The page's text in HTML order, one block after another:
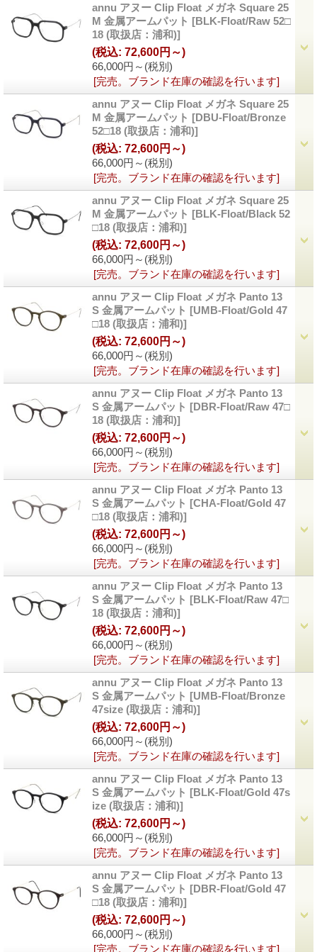
annu アヌー Clip Float メガネ Square 25
M 金属アームパット [BLK-Float/Raw 52□
18 (取扱店：浦和)]
66,000円～ (税別)
(税込: 72,600円～)
[完売。ブランド在庫の確認を行います]
annu アヌー Clip Float メガネ Square 25
M 金属アームパット [DBU-Float/Bronze
52□18 (取扱店：浦和)]
66,000円～ (税別)
(税込: 72,600円～)
[完売。ブランド在庫の確認を行います]
annu アヌー Clip Float メガネ Square 25
M 金属アームパット [BLK-Float/Black 52
□18 (取扱店：浦和)]
66,000円～ (税別)
(税込: 72,600円～)
[完売。ブランド在庫の確認を行います]
annu アヌー Clip Float メガネ Panto 13
S 金属アームパット [UMB-Float/Gold 47
□18 (取扱店：浦和)]
66,000円～ (税別)
(税込: 72,600円～)
[完売。ブランド在庫の確認を行います]
annu アヌー Clip Float メガネ Panto 13
S 金属アームパット [DBR-Float/Raw 47□
18 (取扱店：浦和)]
66,000円～ (税別)
(税込: 72,600円～)
[完売。ブランド在庫の確認を行います]
annu アヌー Clip Float メガネ Panto 13
S 金属アームパット [CHA-Float/Gold 47
□18 (取扱店：浦和)]
66,000円～ (税別)
(税込: 72,600円～)
[完売。ブランド在庫の確認を行います]
annu アヌー Clip Float メガネ Panto 13
S 金属アームパット [BLK-Float/Raw 47□
18 (取扱店：浦和)]
66,000円～ (税別)
(税込: 72,600円～)
[完売。ブランド在庫の確認を行います]
annu アヌー Clip Float メガネ Panto 13
S 金属アームパット [UMB-Float/Bronze
47size (取扱店：浦和)]
66,000円～ (税別)
(税込: 72,600円～)
[完売。ブランド在庫の確認を行います]
annu アヌー Clip Float メガネ Panto 13
S 金属アームパット [BLK-Float/Gold 47s
ize (取扱店：浦和)]
66,000円～ (税別)
(税込: 72,600円～)
[完売。ブランド在庫の確認を行います]
annu アヌー Clip Float メガネ Panto 13
S 金属アームパット [DBR-Float/Gold 47
□18 (取扱店：浦和)]
66,000円～ (税別)
(税込: 72,600円～)
[完売。ブランド在庫の確認を行います]